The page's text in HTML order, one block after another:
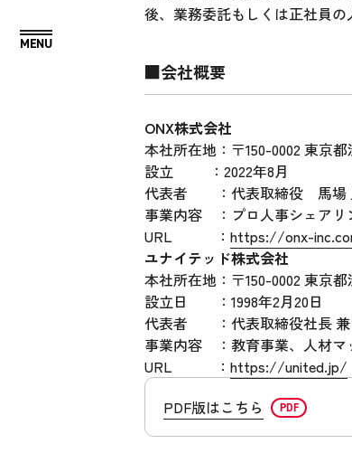
後、業務委託もしくは正社員の
■会社概要
ONX株式会社
本社所在地：〒150-0002 東京
設立 ：2022年8月
代表者 ：代表取締役 馬場
事業内容 ：プロ人事シェアリ
URL ： https://onx-
ユナイテッド株式会社
本社所在地：〒150-0002 東京
設立日 ：1998年2月20日
代表者 ：代表取締役社長
事業内容 ：教育事業、人材マ
URL ： https://united.jp/
PDF版はこちら